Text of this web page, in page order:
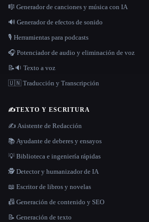
🎼 Generador de canciones y música con IA
🔊 Generador de efectos de sonido
🎙️ Herramientas para podcasts
🎧 Potenciador de audio y eliminación de voz
📝🔉 Texto a voz
🇺🇳 Traducción y Transcripción
✍️TEXTO Y ESCRITURA
✍️ Asistente de Redacción
📚 Ayudante de deberes y ensayos
💡 Biblioteca e ingeniería rápidas
🕵️ Detector y humanizador de IA
📖 Escritor de libros y novelas
📠 Generación de contenido y SEO
📝 Generación de texto